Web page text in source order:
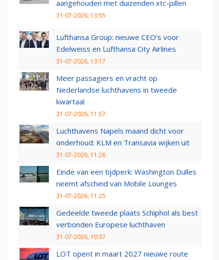
aangehouden met duizenden xtc-pillen
31-07-2026, 13:55
Lufthansa Group: nieuwe CEO’s voor
Edelweiss en Lufthansa City Airlines
31-07-2026, 13:17
Meer passagiers en vracht op
Nederlandse luchthavens in tweede
kwartaal
31-07-2026, 11:57
Luchthavens Napels maand dicht voor
onderhoud: KLM en Transavia wijken uit
31-07-2026, 11:28
Einde van een tijdperk: Washington Dulles
neemt afscheid van Mobile Lounges
31-07-2026, 11:25
Gedeelde tweede plaats Schiphol als best
verbonden Europese luchthaven
31-07-2026, 10:37
LOT opent in maart 2027 nieuwe route